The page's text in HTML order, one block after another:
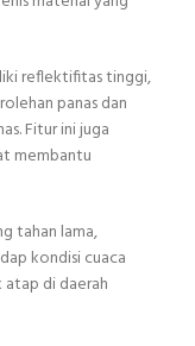
reflektifitas tinggi,
panas dan
Fitur ini juga
membantu
tahan lama,
kondisi cuaca
di daerah